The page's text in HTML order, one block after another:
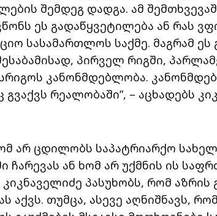
შემდეგ დადგა. ამ
ეს გადაწყვეტილება ან რას
სასამართლოს საქმე. მაგრამ ეს
პირველ რიგში,
კანონმდებლობა.
გვაქვს რეალობაში”, – აცხადებს
არ ცდილობს საპატრიარქო
ჩარევას ან ხომ არ უქმნის ის
კიკნაველიძე პასუხობს, რომ
აქვს. თუმცა, ასევე აღნიშნავს,